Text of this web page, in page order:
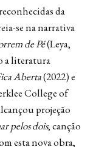
da
se na narrativa
de Pé(Leya,
a literatura
Aberta(2022) e
College of
projeção
pelos dois, canção
esta nova obra,